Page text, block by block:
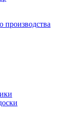
производства